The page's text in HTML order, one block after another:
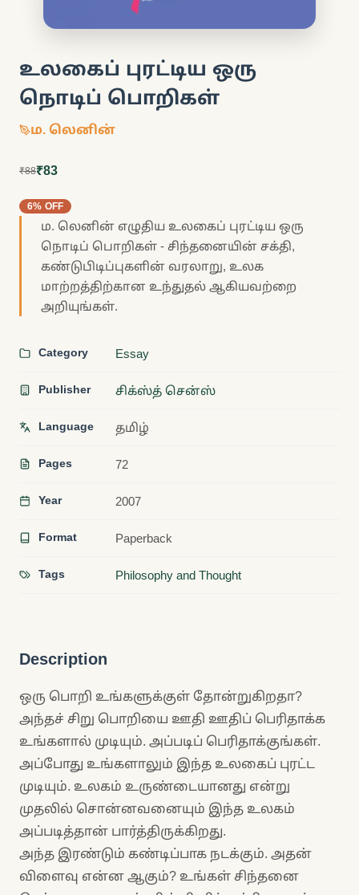
உலகைப் புரட்டிய ஒரு
நொடிப் பொறிகள்
ம. லெனின்
₹88₹83
6% OFF
ம. லெனின் எழுதிய உலகைப் புரட்டிய ஒரு
நொடிப் பொறிகள் - சிந்தனையின் சக்தி,
கண்டுபிடிப்புகளின் வரலாறு, உலக
மாற்றத்திற்கான உந்துதல் ஆகியவற்றை
அறியுங்கள்.
Category Essay
Publisher சிக்ஸ்த் சென்ஸ்
Language தமிழ்
Pages 72
Year 2007
Format Paperback
Tags Philosophy and Thought
Description
ஒரு பொறி உங்களுக்குள் தோன்றுகிறதா?
அந்தச் சிறு பொறியை ஊதி ஊதிப் பெரிதாக்க
உங்களால் முடியும். அப்படிப் பெரிதாக்குங்கள்.
அப்போது உங்களாலும் இந்த உலகைப் புரட்ட
முடியும். உலகம் உருண்டையானது என்று
முதலில் சொன்னவனையும் இந்த உலகம்
அப்படித்தான் பார்த்திருக்கிறது.
அந்த இரண்டும் கண்டிப்பாக நடக்கும். அதன்
விளைவு என்ன ஆகும்? உங்கள் சிந்தனை